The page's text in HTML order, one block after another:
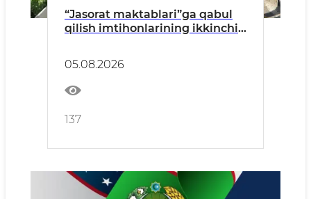
“Jasorat maktablari”ga qabul
qilish imtihonlarining ikkinchi
05.08.2026
137